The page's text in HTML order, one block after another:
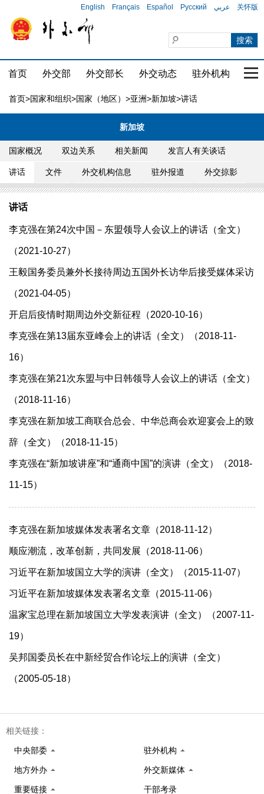
English Français Español Русский عربي 关怀版
首页 外交部 外交部长 外交动态 驻外机构 国
首页>国家和组织>国家（地区） >亚洲>新加坡>讲话
新加坡
国家概况 双边关系 相关新闻 发言人有关谈话
讲话 文件 外交机构信息 驻外报道 外交掠影
讲话
李克强在第24次中国－东盟领导人会议上的讲话（全文）
（2021-10-27）
王毅国务委员兼外长接待周边五国外长访华后接受媒体采访
（2021-04-05）
开启后疫情时期周边外交新征程（2020-10-16）
李克强在第13届东亚峰会上的讲话（全文）（2018-11-
16）
李克强在第21次东盟与中日韩领导人会议上的讲话（全文）
（2018-11-16）
李克强在新加坡工商联合总会、中华总商会欢迎宴会上的致
辞（全文）（2018-11-15）
李克强在“新加坡讲座”和“通商中国”的演讲（全文）（2018-
11-15）
李克强在新加坡媒体发表署名文章（2018-11-12）
顺应潮流，改革创新，共同发展（2018-11-06）
习近平在新加坡国立大学的演讲（全文）（2015-11-07）
习近平在新加坡媒体发表署名文章（2015-11-06）
温家宝总理在新加坡国立大学发表演讲（全文）（2007-11-
19）
吴邦国委员长在中新经贸合作论坛上的演讲（全文）
（2005-05-18）
相关链接：
中央部委 驻外机构
地方外办 外交新媒体
重要链接 干部考录